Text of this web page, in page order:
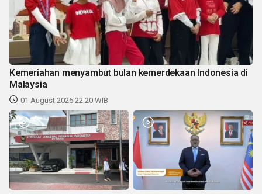
Kemeriahan menyambut bulan kemerdekaan Indonesia di
Malaysia
01 August 2026 22:20 WIB